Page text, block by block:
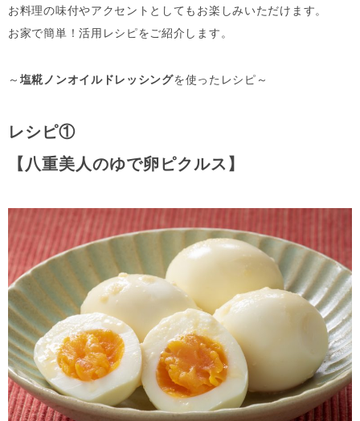
お料理の味付やアクセントとしてもお楽しみいただけます。
お家で簡単！活用レシピをご紹介します。
～ 塩糀ノンオイルドレッシングを使ったレシピ～
レシピ①
【八重美人のゆで卵ピクルス】